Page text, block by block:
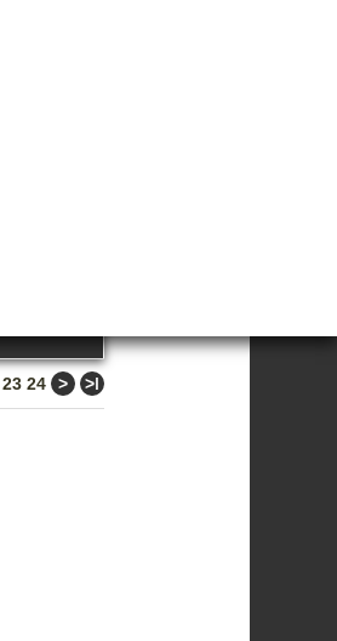
23 24 > >ǀ